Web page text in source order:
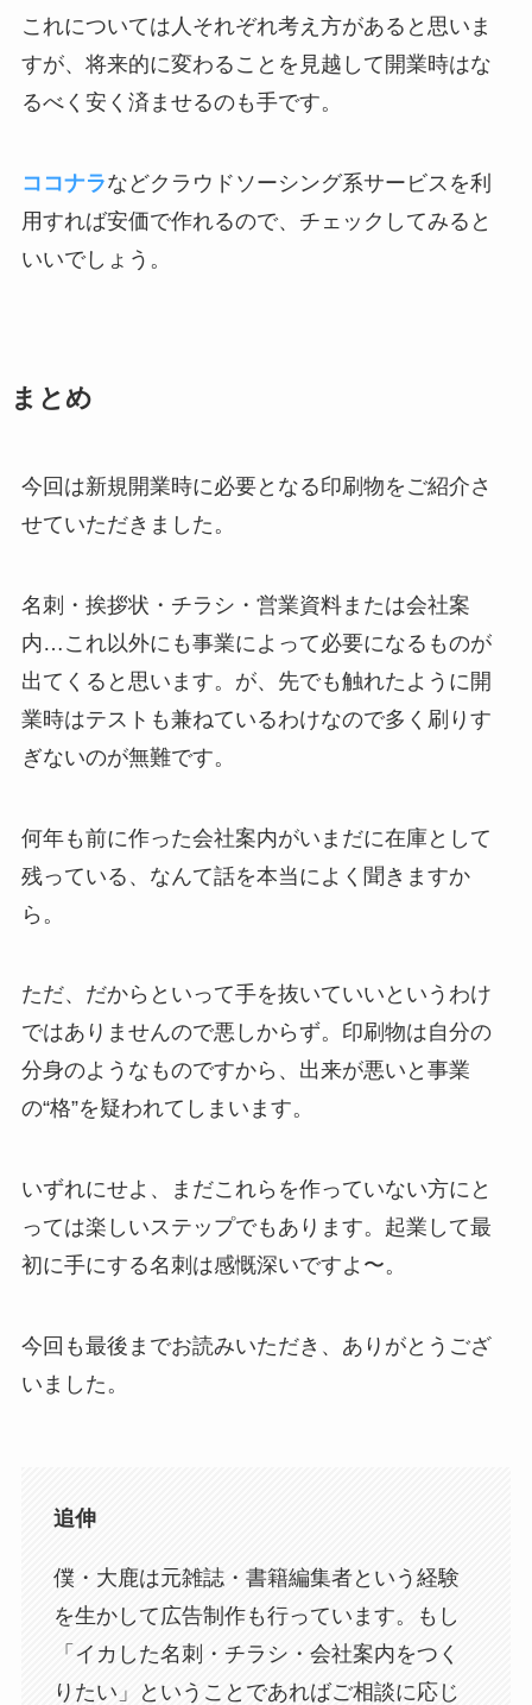
これについては人それぞれ考え方があると思いま
すが、将来的に変わることを見越して開業時はな
るべく安く済ませるのも手です。
ココナラなどクラウドソーシング系サービスを利
用すれば安価で作れるので、チェックしてみると
いいでしょう。
まとめ
今回は新規開業時に必要となる印刷物をご紹介さ
せていただきました。
名刺・挨拶状・チラシ・営業資料または会社案
内…これ以外にも事業によって必要になるものが
出てくると思います。が、先でも触れたように開
業時はテストも兼ねているわけなので多く刷りす
ぎないのが無難です。
何年も前に作った会社案内がいまだに在庫として
残っている、なんて話を本当によく聞きますか
ら。
ただ、だからといって手を抜いていいというわけ
ではありませんので悪しからず。印刷物は自分の
分身のようなものですから、出来が悪いと事業
の“格”を疑われてしまいます。
いずれにせよ、まだこれらを作っていない方にと
っては楽しいステップでもあります。起業して最
初に手にする名刺は感慨深いですよ〜。
今回も最後までお読みいただき、ありがとうござ
いました。
追伸
僕・大鹿は元雑誌・書籍編集者という経験
を生かして広告制作も行っています。もし
「イカした名刺・チラシ・会社案内をつく
りたい」ということであればご相談に応じ